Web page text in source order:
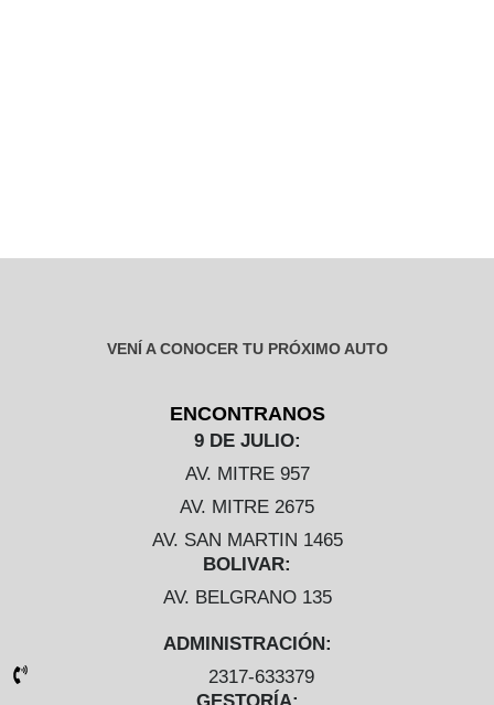
VENÍ A CONOCER TU PRÓXIMO AUTO
ENCONTRANOS
9 DE JULIO:
AV. MITRE 957
AV. MITRE 2675
AV. SAN MARTIN 1465
BOLIVAR:
AV. BELGRANO 135
ADMINISTRACIÓN:
2317-633379